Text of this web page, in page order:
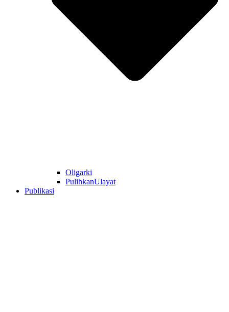
Oligarki
PulihkanUlayat
Publikasi